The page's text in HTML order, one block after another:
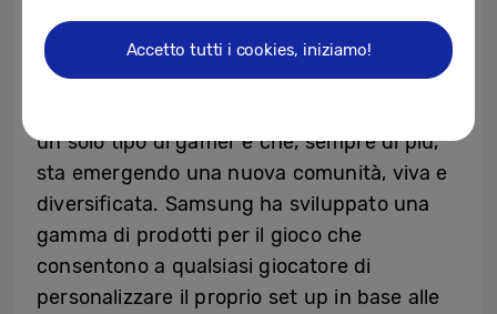
Gamer Training fa parte della nuova
piattaforma “Embrace Your Game” di
un solo tipo di gamer e che, sempre di più,
sta emergendo una nuova comunità, viva e
diversificata. Samsung ha sviluppato una
gamma di prodotti per il gioco che
consentono a qualsiasi giocatore di
personalizzare il proprio set up in base alle
Accetto tutti i cookies, iniziamo!